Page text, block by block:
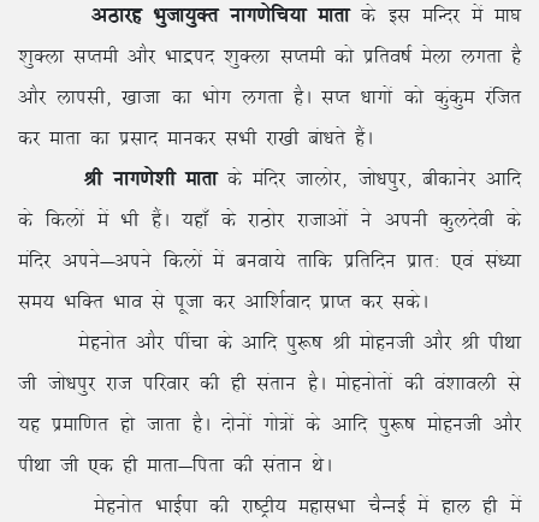
vBkjg Hkqtk;qDr ukx.ksfp;k ekrkds bl efUnj esa ek?k
‘kqDyk lIreh vkSj Hkkæin ‘kqDyk lIreh dks izfro”kZ esyk yxrk gS
vkSj ykilh] [kktk dk Hkksx yxrk gSA lIr /kkxksa dks dqadqe jaftr
dj ekrk dk izlkn ekudj lHkh jk[kh cak/krs gSaA
Jh ukx.ks’kh ekrkds eafnj tkyksj] tks/kiqj] chdkusj vkfn
ds fdyksa esa Hkh gSaA ;gk¡ ds jkBksj jktkvksa us viuh dqynsoh ds
eafnj vius&vius fdyksa esa cuok;s rkfd izfrfnu izkr% ,oa la/;k
le; HkfDr Hkko ls iwtk dj vkf’kZokn izkIr dj ldsA
Eksguksr vkSj ihapk ds vkfn iq:”k Jh eksguth vkSj Jh ihFkk
th tks/kiqj jkt ifjokj dh gh larku gSA eksguksrksa dh oa’kkoyh ls
;g izekf.kr gks tkrk gSA nksuksa xks=ksa ds vkfn iq:”k eksguth vkSj
ihFkk th ,d gh ekrk&firk dh larku FksA
Eksguksr HkkbZik dh jk”Vªh; egklHkk pSUubZ esa gky gh esa